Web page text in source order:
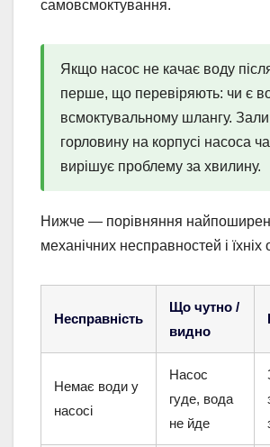
самовсмоктування.
Якщо насос не качає воду
перше, що перевіряють: чи є
всмоктувальному шлангу.
горловину на корпусі насоса
вирішує проблему за хвилину.
Нижче — порівняння
механічних несправностей і їхніх
Несправність
Що чутно /
видно
Немає води у
насосі
Насос
гуде, вода
не йде